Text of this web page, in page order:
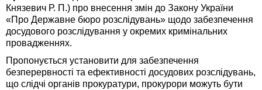
Князевич Р. П.) про внесення змін до Закону України
«Про Державне бюро розслідувань» щодо забезпечення
досудового розслідування у окремих кримінальних
провадженнях.
Пропонується установити для забезпечення
безперервності та ефективності досудових розслідувань,
що слідчі органів прокуратури, прокурори можуть бути